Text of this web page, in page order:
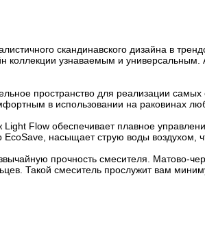
скандинавского дизайна в
узнаваемым и универсальным.
пространство для реализации
в использовании на раковинах
Flow обеспечивает плавное
насыщает струю воды воздухом,
прочность смесителя. Матово-
Такой смеситель прослужит вам